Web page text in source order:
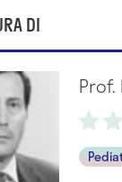
DI